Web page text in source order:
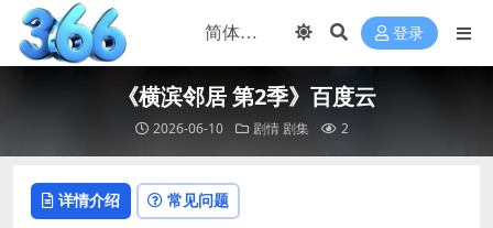
登录
《横滨邻居 第2季》百度云
2026-06-10 剧情 剧集 2
详情介绍 常见问题